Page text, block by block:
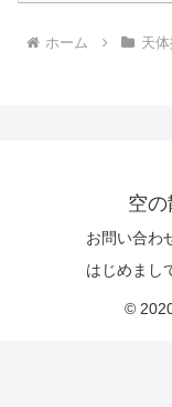
ホーム 天
空
お問い合わ
はじめまし
©